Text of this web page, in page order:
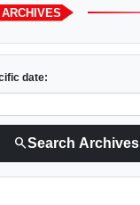
ARCHIVES
date:
searchSearch Archives